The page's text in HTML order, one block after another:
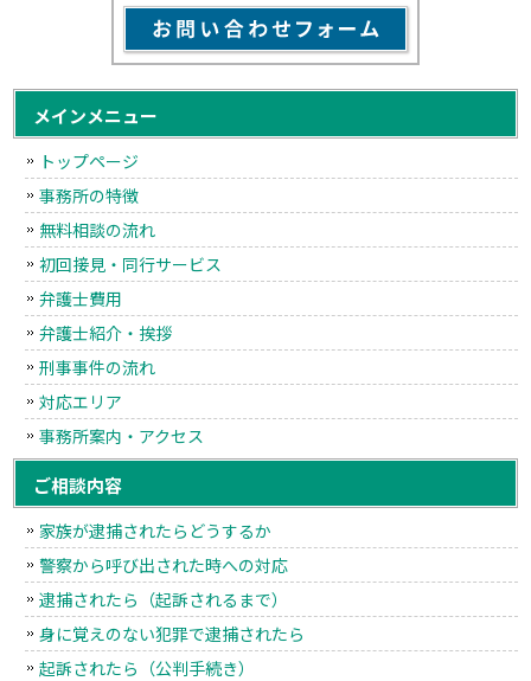
メインメニュー
トップページ
事務所の特徴
無料相談の流れ
初回接見・同行サービス
弁護士費用
弁護士紹介・挨拶
刑事事件の流れ
対応エリア
事務所案内・アクセス
ご相談内容
家族が逮捕されたらどうするか
警察から呼び出された時への対応
逮捕されたら（起訴されるまで）
身に覚えのない犯罪で逮捕されたら
起訴されたら（公判手続き）